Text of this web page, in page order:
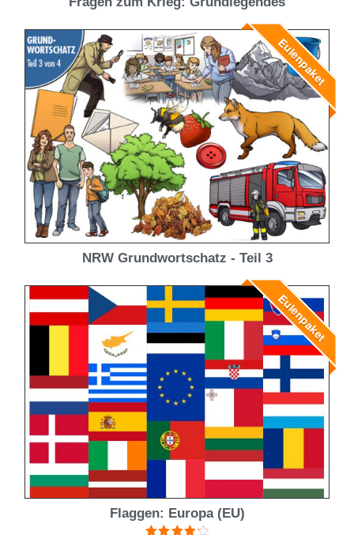
Eulenpaket
NRW Grundwortschatz - Teil 3
Eulenpaket
Flaggen: Europa (EU)